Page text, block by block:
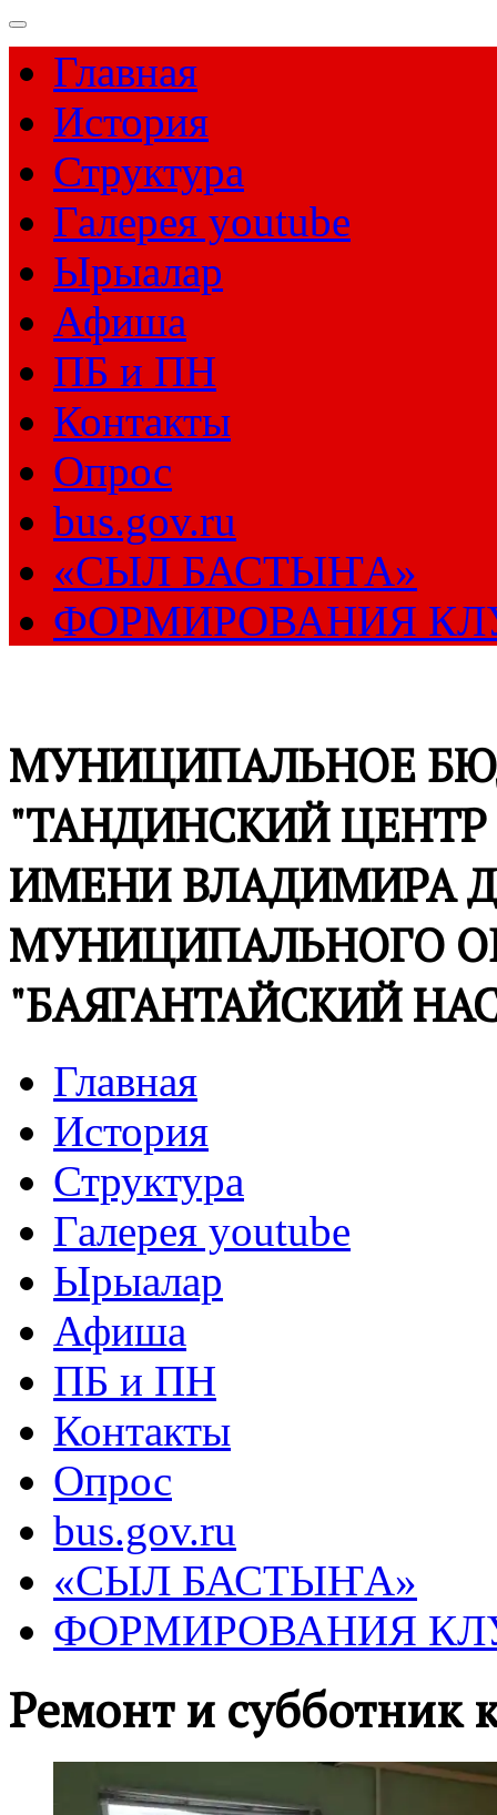
Главная
История
Структура
Галерея youtube
Ырыалар
Афиша
ПБ и ПН
Контакты
Опрос
bus.gov.ru
«СЫЛ БАСТЫҤА»
ФОРМИРОВАНИЯ
МУНИЦИПАЛЬНОЕ
"ТАНДИНСКИЙ
ИМЕНИ ВЛАДИМИРА
МУНИЦИПАЛЬНОГО
"БАЯГАНТАЙСКИЙ
Главная
История
Структура
Галерея youtube
Ырыалар
Афиша
ПБ и ПН
Контакты
Опрос
bus.gov.ru
«СЫЛ БАСТЫҤА»
ФОРМИРОВАНИЯ
Ремонт и субботник